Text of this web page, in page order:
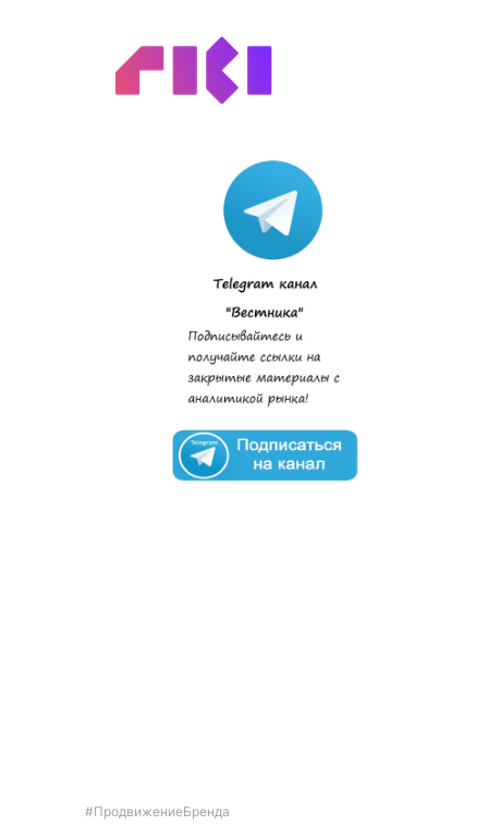
#ПродвижениеБренда